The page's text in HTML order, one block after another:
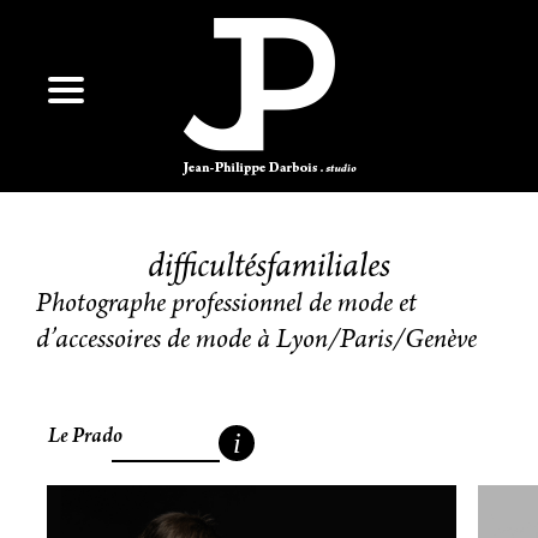
difficultésfamiliales
Photographe professionnel de mode et
d’accessoires de mode à Lyon/Paris/Genève
Le Prado i